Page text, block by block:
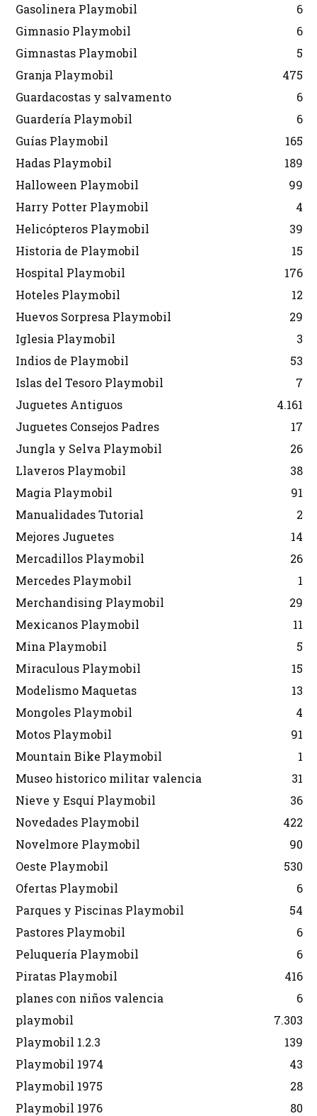
Gasolinera Playmobil
6
Gimnasio Playmobil
6
Gimnastas Playmobil
5
Granja Playmobil
475
Guardacostas y salvamento
6
Guardería Playmobil
6
Guías Playmobil
165
Hadas Playmobil
189
Halloween Playmobil
99
Harry Potter Playmobil
4
Helicópteros Playmobil
39
Historia de Playmobil
15
Hospital Playmobil
176
Hoteles Playmobil
12
Huevos Sorpresa Playmobil
29
Iglesia Playmobil
3
Indios de Playmobil
53
Islas del Tesoro Playmobil
7
Juguetes Antiguos
4.161
Juguetes Consejos Padres
17
Jungla y Selva Playmobil
26
Llaveros Playmobil
38
Magia Playmobil
91
Manualidades Tutorial
2
Mejores Juguetes
14
Mercadillos Playmobil
26
Mercedes Playmobil
1
Merchandising Playmobil
29
Mexicanos Playmobil
11
Mina Playmobil
5
Miraculous Playmobil
15
Modelismo Maquetas
13
Mongoles Playmobil
4
Motos Playmobil
91
Mountain Bike Playmobil
1
Museo historico militar valencia
31
Nieve y Esquí Playmobil
36
Novedades Playmobil
422
Novelmore Playmobil
90
Oeste Playmobil
530
Ofertas Playmobil
6
Parques y Piscinas Playmobil
54
Pastores Playmobil
6
Peluquería Playmobil
6
Piratas Playmobil
416
planes con niños valencia
6
playmobil
7.303
Playmobil 1.2.3
139
Playmobil 1974
43
Playmobil 1975
28
Playmobil 1976
80